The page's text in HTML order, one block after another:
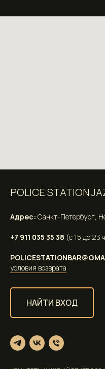
POLICE STATION
Адрес: Санкт-Петербург,
+7 911 035 35 38 (с 15 до 23
условия возврата
НАЙТИ ВХОД